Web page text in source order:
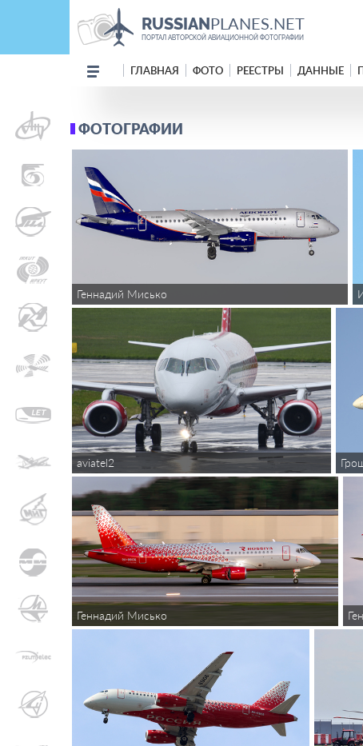
RUSSIANPLANES.NET
ПОРТАЛ АВТОРСКОЙ АВИАЦИОННОЙ ФОТОГРАФИИ
ГЛАВНАЯ ФОТО РЕЕСТРЫ ДАННЫЕ
ФОТОГРАФИИ
Геннадий Мисько
aviatel2
Геннадий Мисько